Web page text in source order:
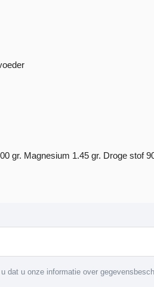
gr. Magnesium 1.45 gr. Droge stof
dat u onze informatie over